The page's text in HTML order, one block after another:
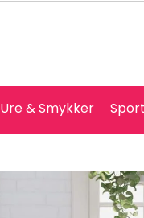
Ure & Smykker